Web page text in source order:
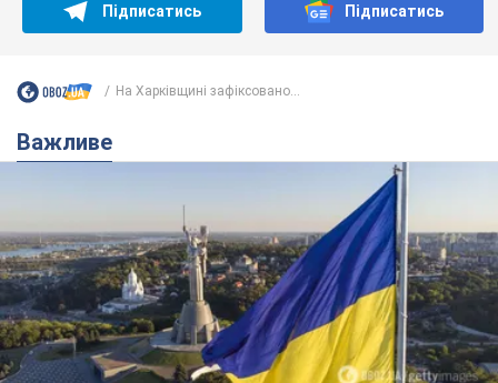
Підписатись Підписатись
На Харківщині зафіксовано...
Важливе